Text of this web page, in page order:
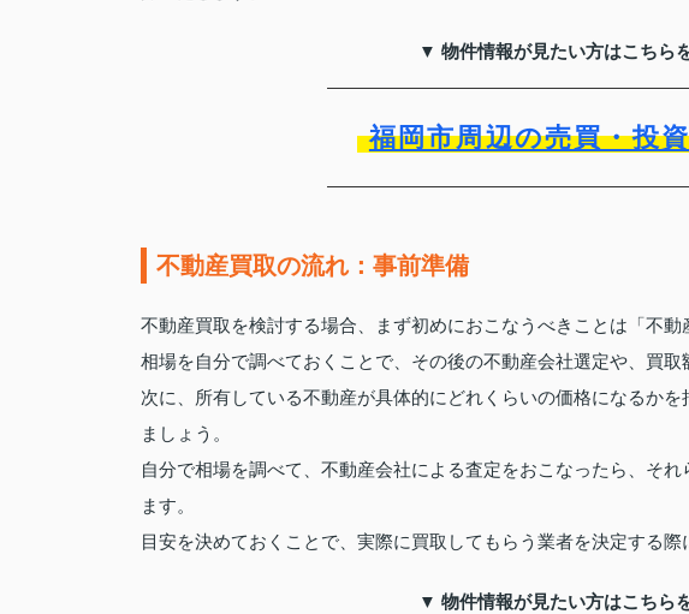
▼ 物件情報が見たい方はこちら
福岡市周辺の売買・投
不動産買取の流れ：事前準備
不動産買取を検討する場合、まず初めにおこなうべきことは「不動
相場を自分で調べておくことで、その後の不動産会社選定や、買取
次に、所有している不動産が具体的にどれくらいの価格になるか
ましょう。
自分で相場を調べて、不動産会社による査定をおこなったら、そ
ます。
目安を決めておくことで、実際に買取してもらう業者を決定する際
▼ 物件情報が見たい方はこちら